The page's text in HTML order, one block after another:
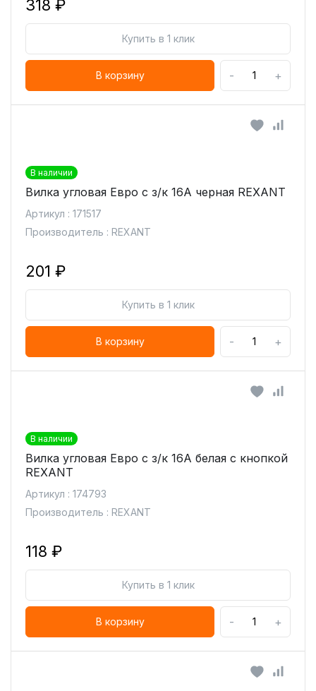
318 ₽
Купить в 1 клик
В корзину - +
В наличии
Вилка угловая Евро с з/к 16А черная REXANT
Артикул : 171517
Производитель : REXANT
201 ₽
Купить в 1 клик
В корзину - +
В наличии
Вилка угловая Евро с з/к 16А белая с кнопкой
REXANT
Артикул : 174793
Производитель : REXANT
118 ₽
Купить в 1 клик
В корзину - +